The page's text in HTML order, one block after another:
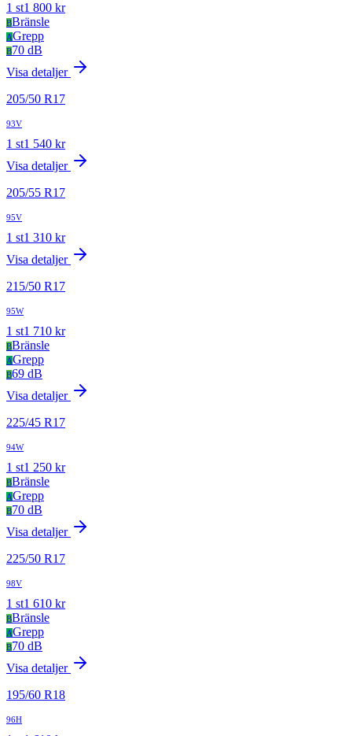
1 st1 800 kr
BBränsle
AGrepp
B70 dB
Visa detaljer
205/50 R17
93V
1 st1 540 kr
Visa detaljer
205/55 R17
95V
1 st1 310 kr
Visa detaljer
215/50 R17
95W
1 st1 710 kr
BBränsle
AGrepp
B69 dB
Visa detaljer
225/45 R17
94W
1 st1 250 kr
BBränsle
AGrepp
B70 dB
Visa detaljer
225/50 R17
98V
1 st1 610 kr
BBränsle
AGrepp
B70 dB
Visa detaljer
195/60 R18
96H